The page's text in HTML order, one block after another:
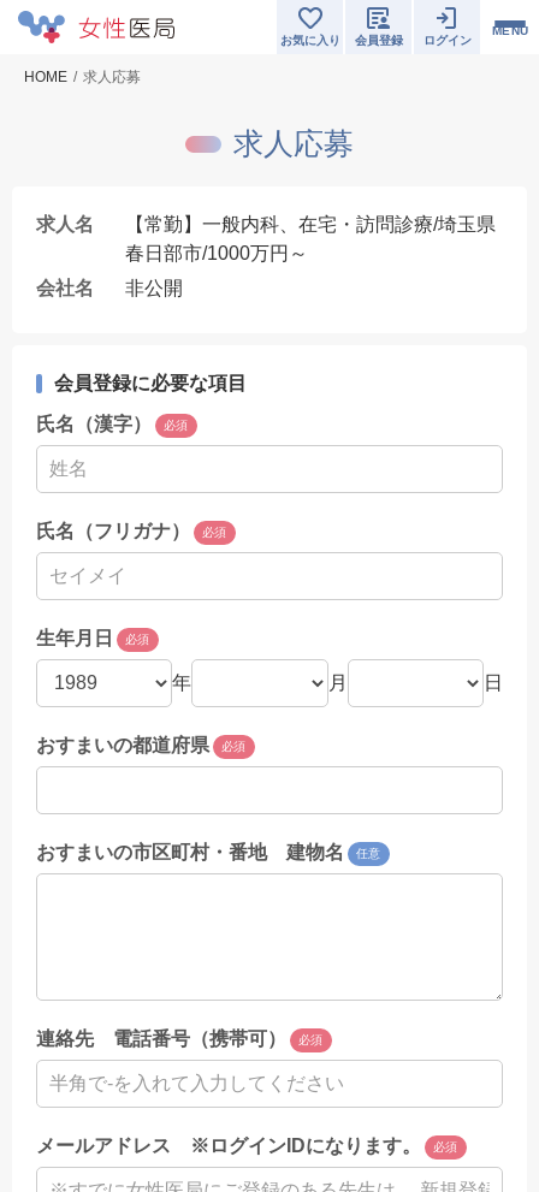
MENU
お気に入り 会員登録 ログイン
HOME 求人応募
求人応募
求人名
【常勤】一般内科、在宅・訪問診療/埼玉県
春日部市/1000万円～
会社名
非公開
会員登録に必要な項目
氏名（漢字）
必須
氏名（フリガナ） 必須
生年月日 必須
年 月 日
おすまいの都道府県 必須
おすまいの市区町村・番地 建物名 任意
連絡先 電話番号（携帯可） 必須
メールアドレス ※ログインIDになります。 必須